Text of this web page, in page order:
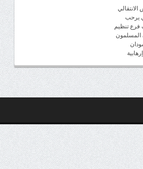
الانتقالي
يرحب
فرع تنظيم
المسلمون